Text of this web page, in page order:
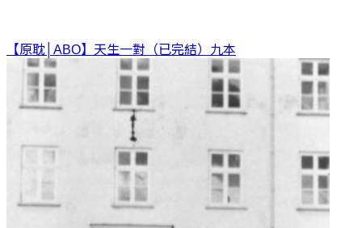
【原耽│ABO】天生一對（已完結） 九本